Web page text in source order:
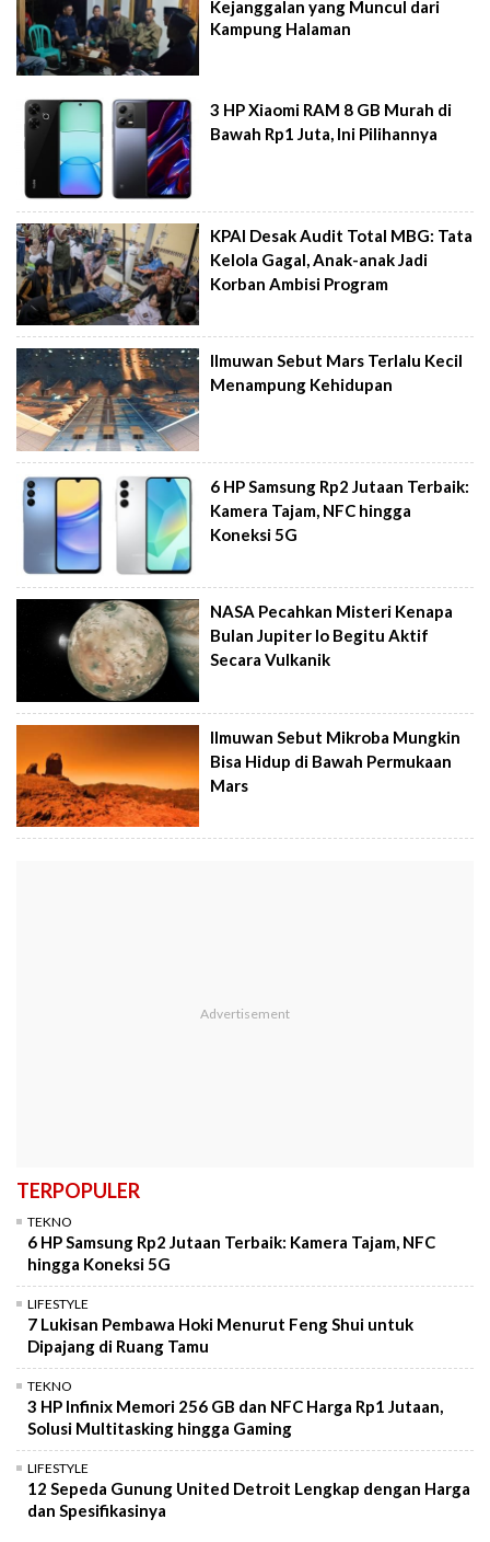
Kejanggalan yang Muncul dari
Kampung Halaman
3 HP Xiaomi RAM 8 GB Murah di
Bawah Rp1 Juta, Ini Pilihannya
KPAI Desak Audit Total MBG: Tata
Kelola Gagal, Anak-anak Jadi
Korban Ambisi Program
Ilmuwan Sebut Mars Terlalu Kecil
Menampung Kehidupan
6 HP Samsung Rp2 Jutaan Terbaik:
Kamera Tajam, NFC hingga
Koneksi 5G
NASA Pecahkan Misteri Kenapa
Bulan Jupiter Io Begitu Aktif
Secara Vulkanik
Ilmuwan Sebut Mikroba Mungkin
Bisa Hidup di Bawah Permukaan
Mars
TERPOPULER
TEKNO
6 HP Samsung Rp2 Jutaan Terbaik: Kamera Tajam, NFC
hingga Koneksi 5G
LIFESTYLE
7 Lukisan Pembawa Hoki Menurut Feng Shui untuk
Dipajang di Ruang Tamu
TEKNO
3 HP Infinix Memori 256 GB dan NFC Harga Rp1 Jutaan,
Solusi Multitasking hingga Gaming
LIFESTYLE
12 Sepeda Gunung United Detroit Lengkap dengan Harga
dan Spesifikasinya